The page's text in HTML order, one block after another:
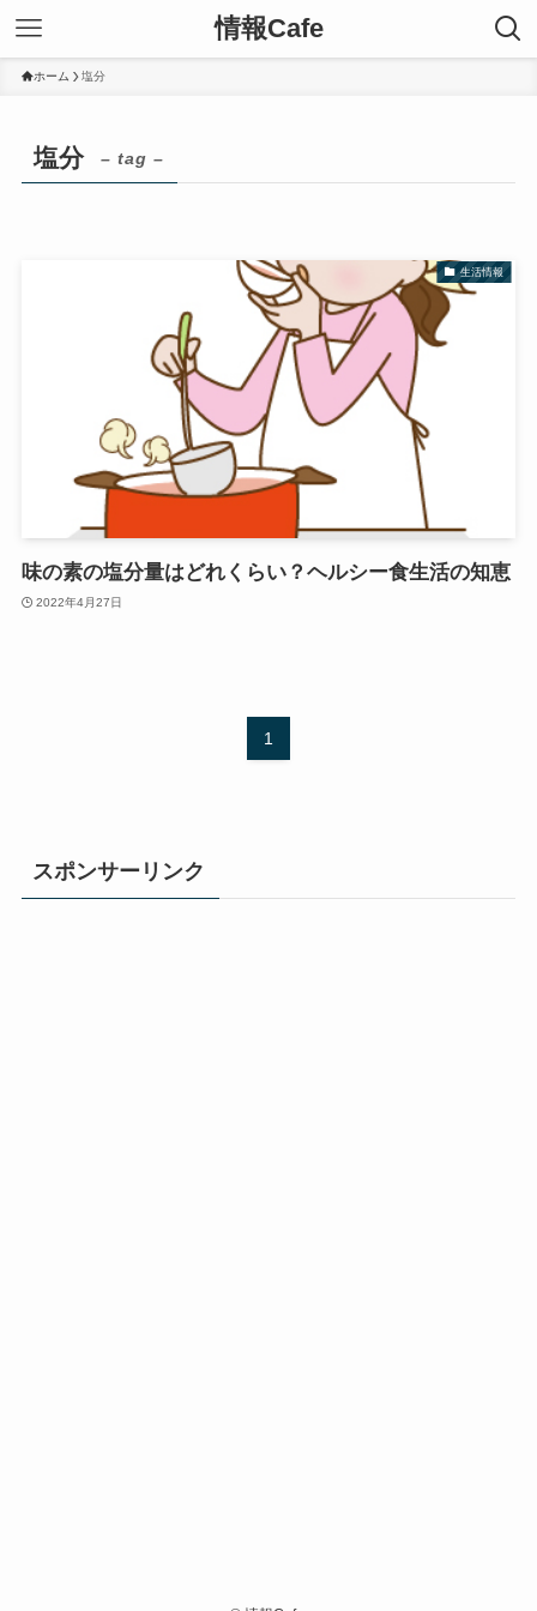
情報Cafe
ホーム 塩分
塩分 – tag –
生活情報
味の素の塩分量はどれくらい？ヘルシー食生活の知恵
2022年4月27日
1
スポンサーリンク